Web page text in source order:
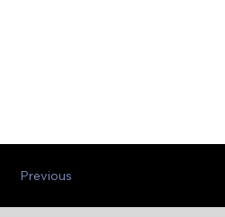
Previous